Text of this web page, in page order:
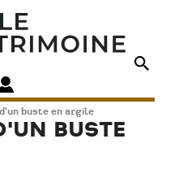
buste en argile
BUSTE